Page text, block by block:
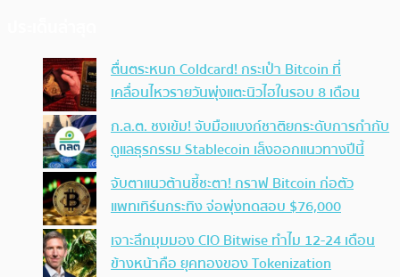
ตื่นตระหนก Coldcard! กระเป๋า Bitcoin ที่
เคลื่อนไหวรายวันพุ่งแตะนิวไฮในรอบ 8 เดือน
ก.ล.ต. ชงเข้ม! จับมือแบงก์ชาติยกระดับการกำกับ
ดูแลธุรกรรม Stablecoin เล็งออกแนวทางปีนี้
จับตาแนวต้านชี้ชะตา! กราฟ Bitcoin ก่อตัว
แพทเทิร์นกระทิง จ่อพุ่งทดสอบ $76,000
เจาะลึกมุมมอง CIO Bitwise ทำไม 12-24 เดือน
ข้างหน้าคือ ยุคทองของ Tokenization